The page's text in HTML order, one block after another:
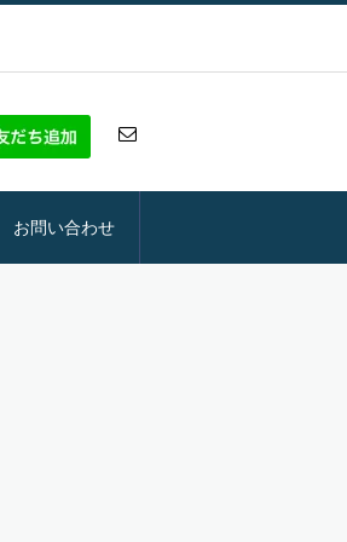
お問い合わせ